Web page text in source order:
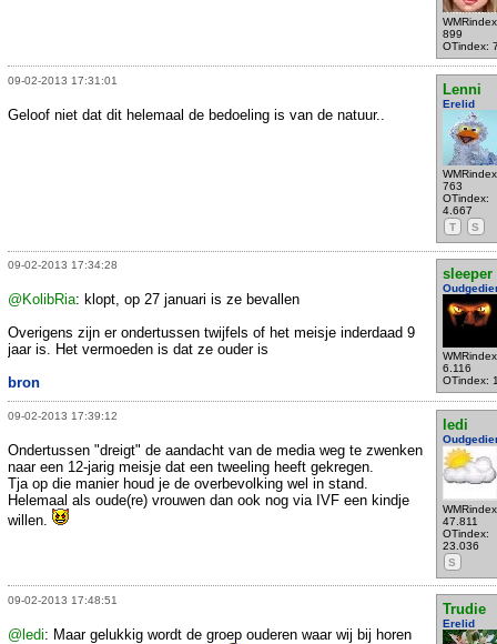
899
OTindex:
09-02-2013 17:31:01
Lenni
Erelid
763
OTindex:
4.667
T
S
Geloof niet dat dit helemaal de bedoeling is van de natuur..
09-02-2013 17:34:28
sleeper
6.116
OTindex:
@KolibRia: klopt, op 27 januari is ze bevallen
Overigens zijn er ondertussen twijfels of het meisje inderdaad 9
jaar is. Het vermoeden is dat ze ouder is
bron
09-02-2013 17:39:12
ledi
47.811
OTindex:
23.036
S
Ondertussen "dreigt" de aandacht van de media weg te zwenken
naar een 12-jarig meisje dat een tweeling heeft gekregen.
Tja op die manier houd je de overbevolking wel in stand.
Helemaal als oude(re) vrouwen dan ook nog via IVF een kindje
willen.
09-02-2013 17:48:51
Trudie
Erelid
@ledi: Maar gelukkig wordt de groep ouderen waar wij bij horen